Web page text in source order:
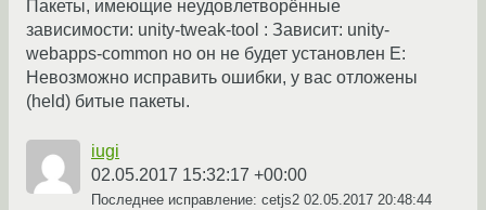
Пакеты, имеющие неудовлетворённые
зависимости: unity-tweak-tool : Зависит: unity-
webapps-common но он не будет установлен E:
Невозможно исправить ошибки, у вас отложены
(held) битые пакеты.
iugi
02.05.2017 15:32:17 +00:00
Последнее исправление: cetjs2 02.05.2017 20:48:44